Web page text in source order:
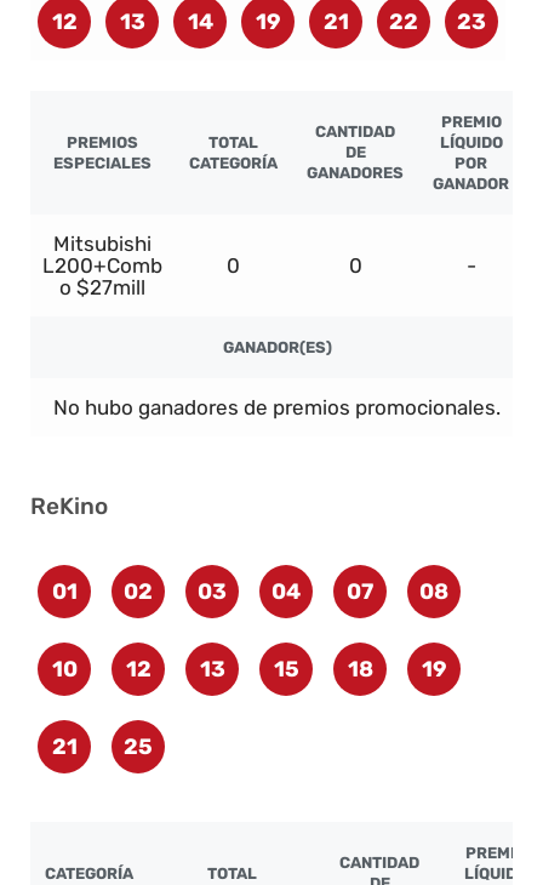
12 13 14 19 21 22 23
PREMIOS
ESPECIALES
TOTAL
CATEGORÍA
CANTIDAD
DE
GANADORES
PREMIO
LÍQUIDO
POR
GANADOR
Mitsubishi
L200+Comb
o $27mill
0 0 -
GANADOR(ES)
No hubo ganadores de premios promocionales.
ReKino
01 02 03 04 07 08
10 12 13 15 18 19
21 25
CATEGORÍA TOTAL
CANTIDAD
PREMIO
LÍQUIDO